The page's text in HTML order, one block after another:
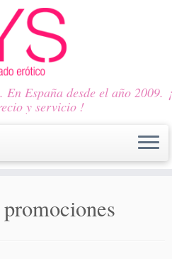
España desde el año 2009. ¡
y servicio !